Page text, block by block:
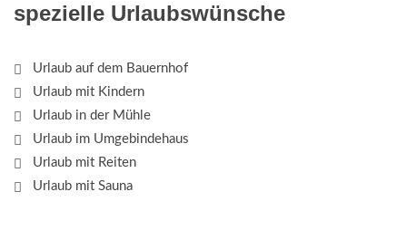
spezielle Urlaubswünsche
Urlaub auf dem Bauernhof
Urlaub mit Kindern
Urlaub in der Mühle
Urlaub im Umgebindehaus
Urlaub mit Reiten
Urlaub mit Sauna